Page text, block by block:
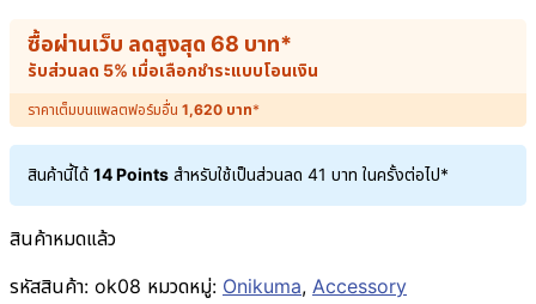
ซื้อผ่านเว็บ ลดสูงสุด 68 บาท*
รับส่วนลด 5% เมื่อเลือกชำระแบบโอนเงิน
ราคาเต็มบนแพลตฟอร์มอื่น 1,620 บาท*
สินค้านี้ได้ 14 Points สำหรับใช้เป็นส่วนลด 41 บาท ในครั้งต่อไป*
สินค้าหมดแล้ว
รหัสสินค้า: ok08 หมวดหมู่: Onikuma, Accessory